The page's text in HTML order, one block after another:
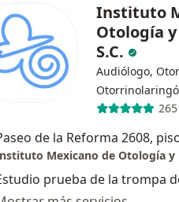
Instituto
Otología
S.C.
Audiólogo,
Mexicano de Otología y